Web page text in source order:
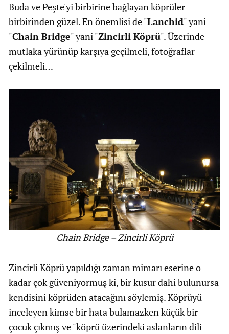
Buda ve Peşte'yi birbirine bağlayan köprüler
birbirinden güzel. En önemlisi de "Lanchid" yani
"Chain Bridge" yani "Zincirli Köprü". Üzerinde
mutlaka yürünüp karşıya geçilmeli, fotoğraflar
çekilmeli…
Chain Bridge – Zincirli Köprü
Zincirli Köprü yapıldığı zaman mimarı eserine o
kadar çok güveniyormuş ki, bir kusur dahi bulunursa
kendisini köprüden atacağını söylemiş. Köprüyü
inceleyen kimse bir hata bulamazken küçük bir
çocuk çıkmış ve "köprü üzerindeki aslanların dili